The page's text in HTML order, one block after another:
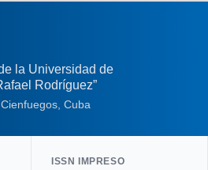
la Universidad de
Rodríguez”
Cuba
ISSN IMPRESO